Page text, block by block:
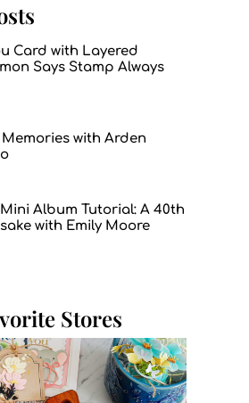
Card with Layered
Says Stamp Always
with Arden
Album Tutorial: A 40th
with Emily Moore
Stores